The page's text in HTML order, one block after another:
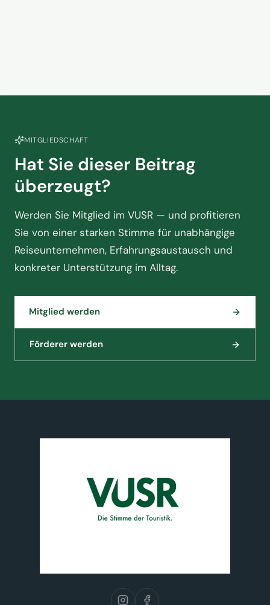
MITGLIEDSCHAFT
Hat Sie dieser Beitrag
überzeugt?
Werden Sie Mitglied im VUSR — und profitieren
Sie von einer starken Stimme für unabhängige
Reiseunternehmen, Erfahrungsaustausch und
konkreter Unterstützung im Alltag.
Mitglied werden
Förderer werden